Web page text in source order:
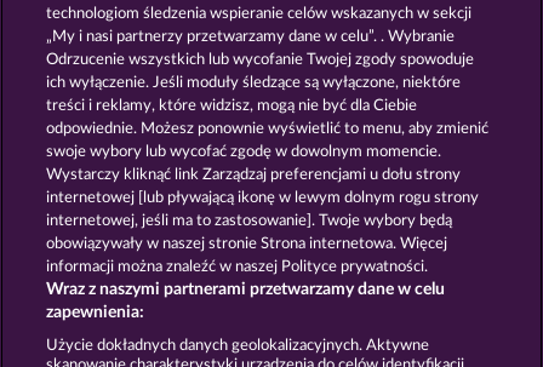
ROYAL SEVEN
Zasady i warunki Polityka prywatności
Nota prawna Firma FAQ
Program partnerski Facebook
Prześlij wniosek o wypłatę
technologiom śledzenia wspieranie celów wskazanych w sekcji
„My i nasi partnerzy przetwarzamy dane w celu”. . Wybranie
Odrzucenie wszystkich lub wycofanie Twojej zgody spowoduje
ich wyłączenie. Jeśli moduły śledzące są wyłączone, niektóre
treści i reklamy, które widzisz, mogą nie być dla Ciebie
odpowiednie. Możesz ponownie wyświetlić to menu, aby zmienić
swoje wybory lub wycofać zgodę w dowolnym momencie.
Wystarczy kliknąć link Zarządzaj preferencjami u dołu strony
internetowej [lub pływającą ikonę w lewym dolnym rogu strony
internetowej, jeśli ma to zastosowanie]. Twoje wybory będą
obowiązywały w naszej stronie Strona internetowa. Więcej
informacji można znaleźć w naszej Polityce prywatności.
Wraz z naszymi partnerami przetwarzamy dane w celu
zapewnienia:
Użycie dokładnych danych geolokalizacyjnych. Aktywne